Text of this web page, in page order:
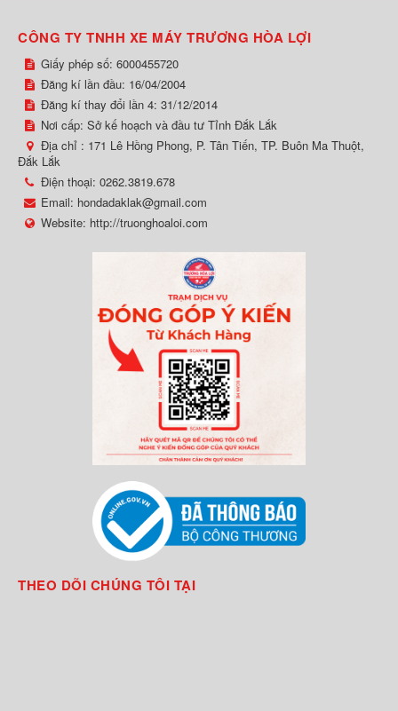
CÔNG TY TNHH XE MÁY TRƯƠNG HÒA LỢI
Giấy phép số: 6000455720
Đăng kí lần đầu: 16/04/2004
Đăng kí thay đổi lần 4: 31/12/2014
Nơi cấp: Sở kế hoạch và đầu tư Tỉnh Đắk Lắk
Địa chỉ : 171 Lê Hồng Phong, P. Tân Tiến, TP. Buôn Ma Thuột,
Đắk Lắk
Điện thoại: 0262.3819.678
Email: hondadaklak@gmail.com
Website: http://truonghoaloi.com
THEO DÕI CHÚNG TÔI TẠI